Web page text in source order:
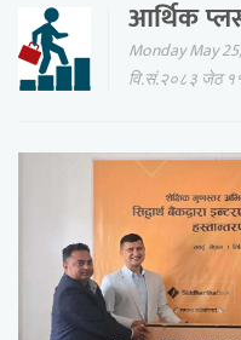
आर्थिक
Monday May
वि.सं.२०८३ जेठ